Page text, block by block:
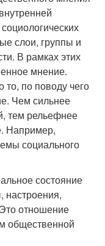
слои, группы и
В рамках этих
мнение.
то, по поводу чего
Чем сильнее
тем рельефнее
Например,
социального
состояние
настроения,
отношение
общественной